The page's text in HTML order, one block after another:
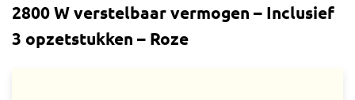
2800 W verstelbaar vermogen – Inclusief
3 opzetstukken – Roze